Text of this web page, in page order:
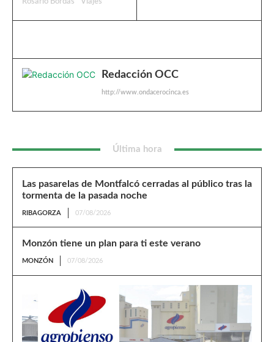
Redacción OCC
http://www.ondacerocinca.es
Última hora
Las pasarelas de Montfalcó cerradas al público tras la
tormenta de la pasada noche
RIBAGORZA 07/08/2026
Monzón tiene un plan para ti este verano
MONZÓN 07/08/2026